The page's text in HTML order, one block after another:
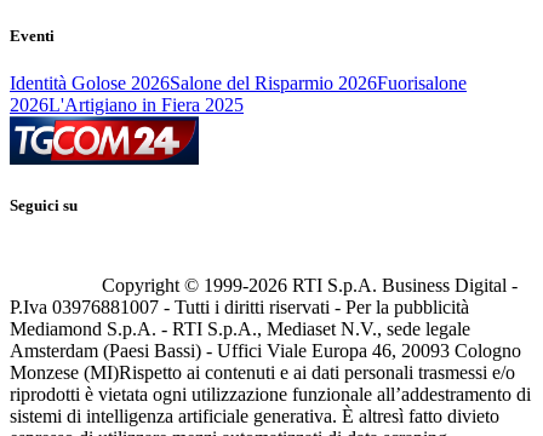
Eventi
Identità Golose 2026Salone del Risparmio 2026Fuorisalone
2026L'Artigiano in Fiera 2025
Seguici su
Copyright © 1999-2026 RTI S.p.A. Business Digital -
P.Iva 03976881007 - Tutti i diritti riservati - Per la pubblicità
Mediamond S.p.A. - RTI S.p.A., Mediaset N.V., sede legale
Amsterdam (Paesi Bassi) - Uffici Viale Europa 46, 20093 Cologno
Monzese (MI)Rispetto ai contenuti e ai dati personali trasmessi e/o
riprodotti è vietata ogni utilizzazione funzionale all’addestramento di
sistemi di intelligenza artificiale generativa. È altresì fatto divieto